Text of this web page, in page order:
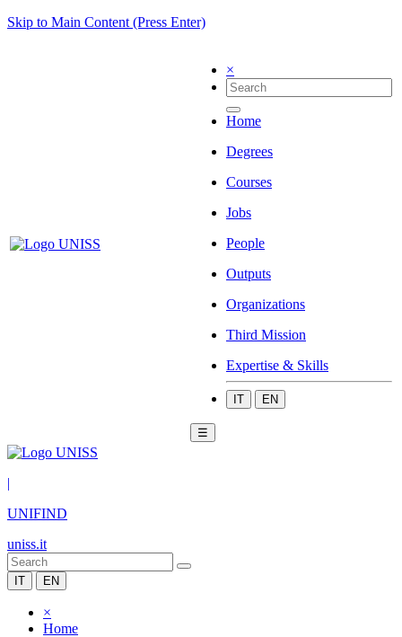
Skip to Main Content (Press Enter)
×
Home
Degrees
Courses
Jobs
People
Outputs
Organizations
Third Mission
Expertise & Skills
IT EN
☰
|
UNIFIND
uniss.it
IT EN
×
Home